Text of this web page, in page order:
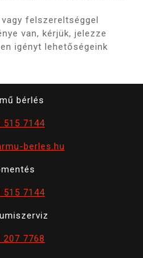
felszereltséggel
van, kérjük, jelezze
igényt lehetőségeink
bérlés
515 7144
berles.hu
515 7144
207 7768